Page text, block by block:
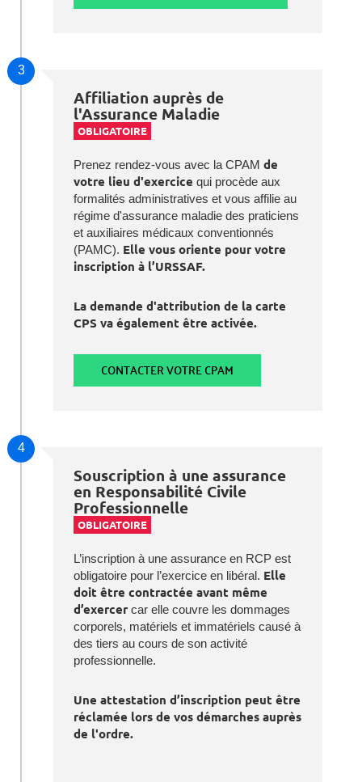
3
Affiliation auprès de
l'Assurance Maladie
OBLIGATOIRE
Prenez rendez-vous avec la CPAM de
votre lieu d'exercice qui procède aux
formalités administratives et vous affilie au
régime d'assurance maladie des praticiens
et auxiliaires médicaux conventionnés
(PAMC). Elle vous oriente pour votre
inscription à l’URSSAF.
La demande d'attribution de la carte
CPS va également être activée.
CONTACTER VOTRE CPAM
4
Souscription à une assurance
en Responsabilité Civile
Professionnelle
OBLIGATOIRE
L’inscription à une assurance en RCP est
obligatoire pour l’exercice en libéral. Elle
doit être contractée avant même
d’exercer car elle couvre les dommages
corporels, matériels et immatériels causé à
des tiers au cours de son activité
professionnelle.
Une attestation d’inscription peut être
réclamée lors de vos démarches auprès
de l'ordre.